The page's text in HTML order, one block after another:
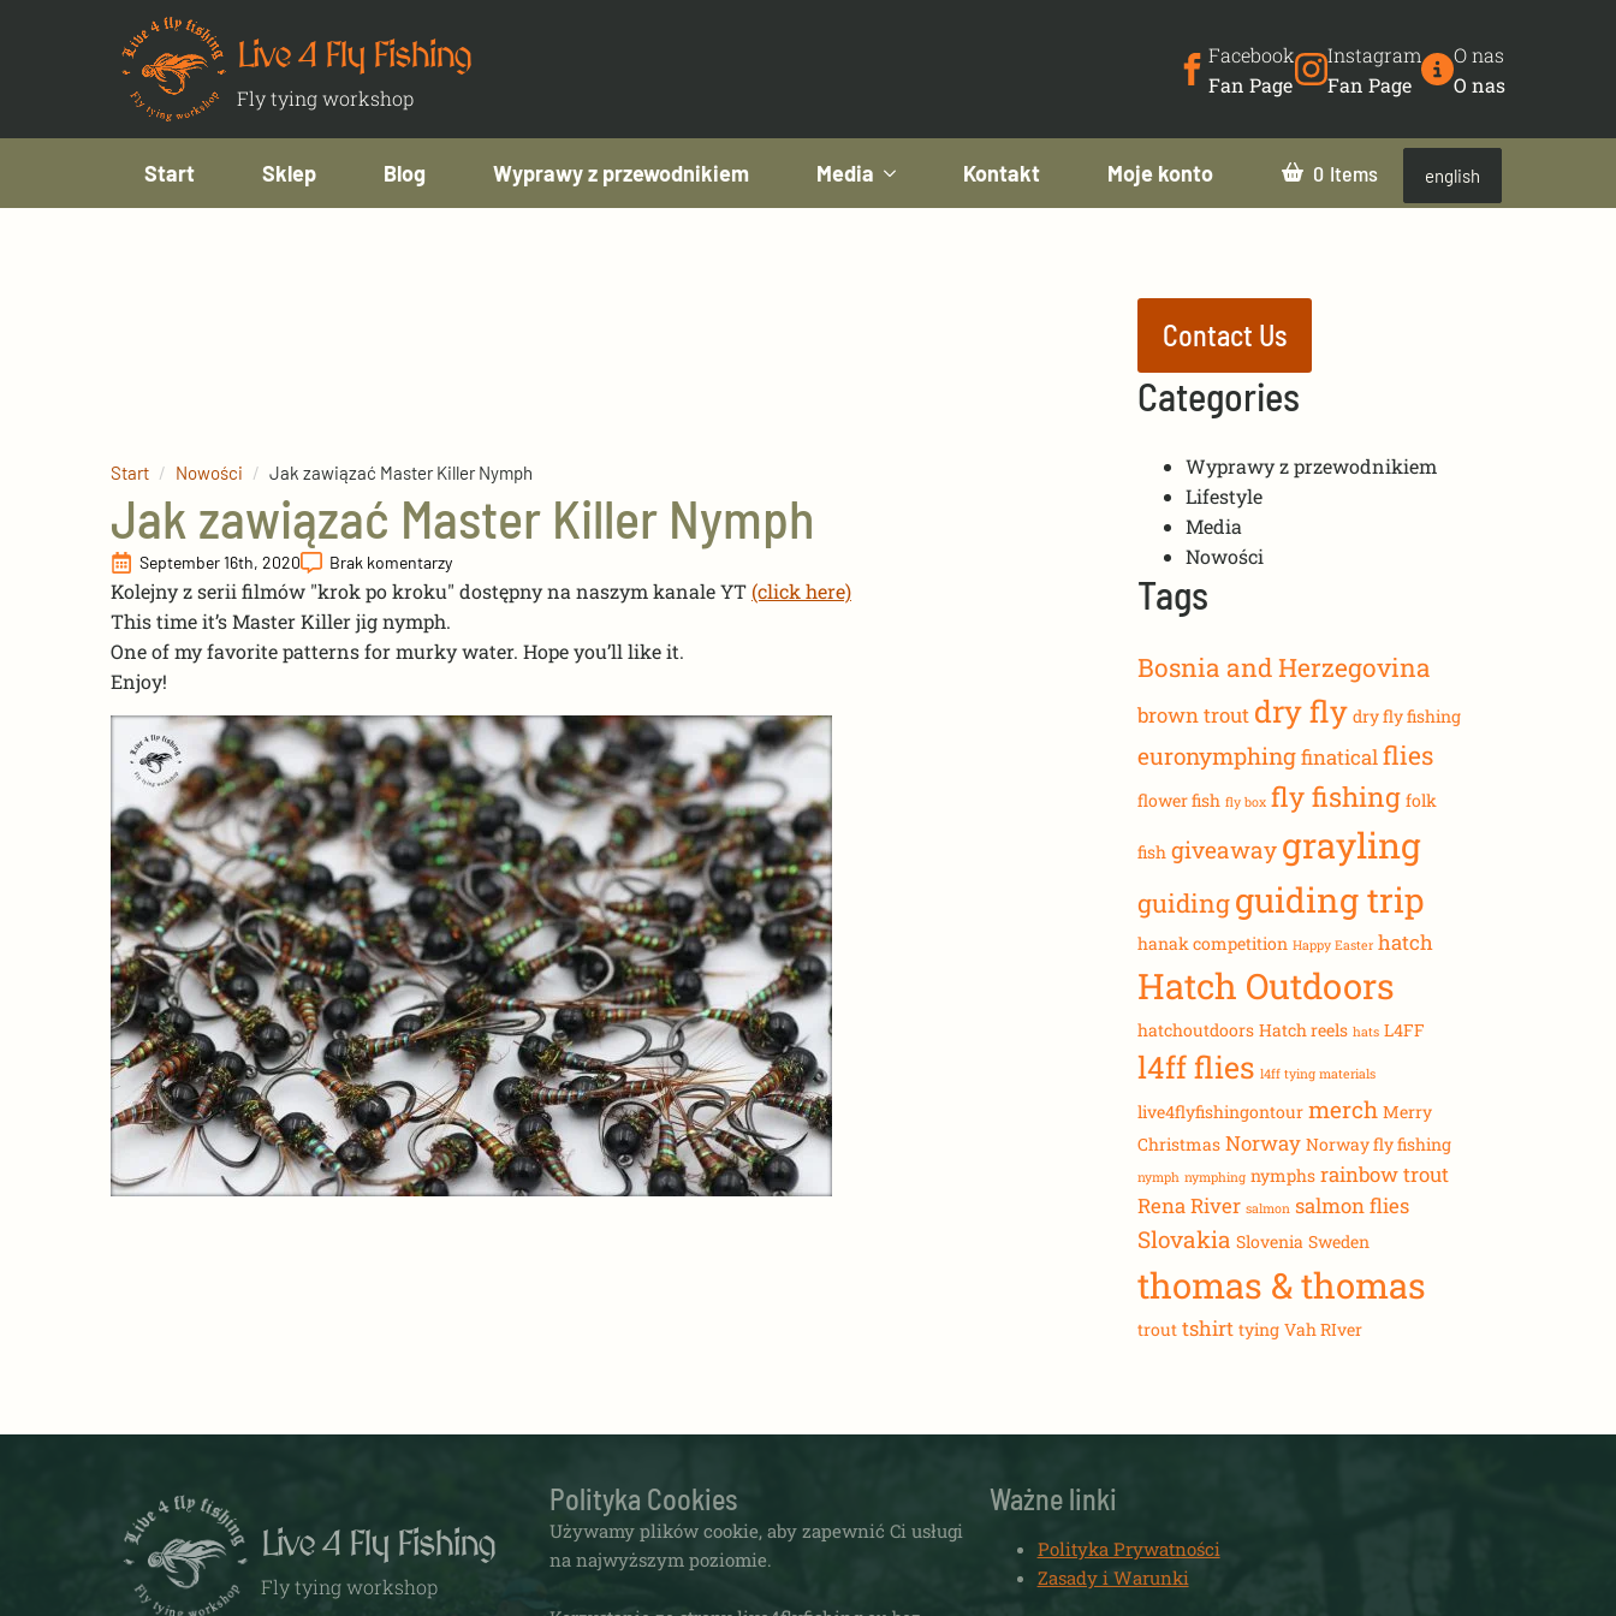
Live 4 Fly Fishing
Fly tying workshop
Facebook
Fan Page
Instagram
Fan Page
O nas
O nas
Start Sklep Blog Wyprawy z przewodnikiem Media Kontakt Moje konto 0 english
Start Nowości Jak zawiązać Master Killer Nymph
Jak zawiązać Master Killer Nymph
September 16th, 2020 Brak komentarzy
Kolejny z serii filmów "krok po kroku" dostępny na naszym kanale YT(click here)
This time it’s Master Killer jig nymph.
One of my favorite patterns for murky water. Hope you’ll like it.
Enjoy!
Contact Us
Categories
Wyprawy z przewodnikiem
Lifestyle
Media
Nowości
Tags
Bosnia and Herzegovina
brown trout dry fly dry fly fishing
euronymphingfinaticalflies
flower fish fly box fly fishing folk
fish giveaway grayling
guidingguiding trip
hanak competition Happy Easter hatch
Hatch Outdoors
hatchoutdoors Hatch reels hats L4FF
l4ff flies l4ff tying materials
live4flyfishingontour merch Merry
Christmas Norway Norway fly fishing
nymph nymphing nymphs rainbow trout
Rena River salmon salmon flies
Slovakia Slovenia Sweden
thomas & thomas
trout tshirt tying Vah RIver
Live 4 Fly Fishing
Fly tying workshop
Polityka Cookies
Używamy plików cookie, aby zapewnić Ci usługi
na najwyższym poziomie.
Ważne linki
Polityka Prywatności
Zasady i Warunki